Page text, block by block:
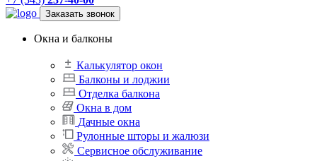
Заказать звонок
Окна и балконы
Калькулятор окон
Балконы и лоджии
Отделка балкона
Окна в дом
Дачные окна
Рулонные шторы и жалюзи
Сервисное обслуживание